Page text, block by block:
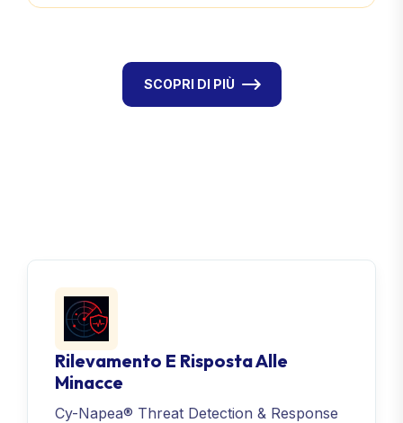
SCOPRI DI PIÙ
Rilevamento E Risposta Alle
Minacce
Cy-Napea® Threat Detection & Response